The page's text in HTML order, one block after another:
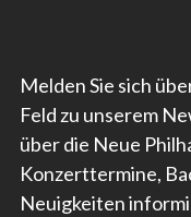
Melden Sie sich
Feld zu unserem
über die Neue
Konzerttermine,
Neuigkeiten